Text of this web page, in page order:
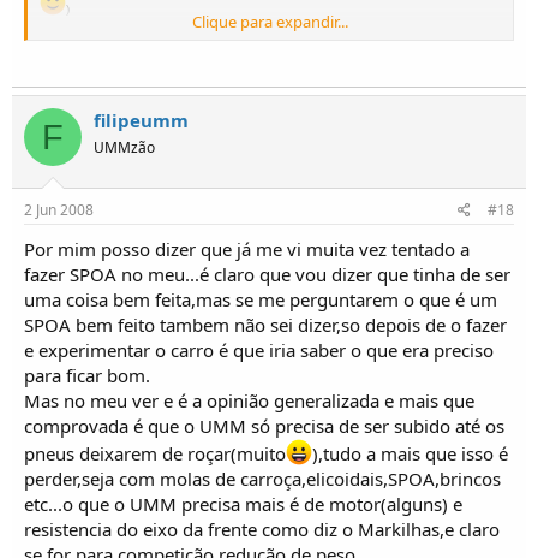
)
Clique para expandir...
F filipeumm
UMMzão
2 Jun 2008 #18
Por mim posso dizer que já me vi muita vez tentado a
fazer SPOA no meu...é claro que vou dizer que tinha de ser
uma coisa bem feita,mas se me perguntarem o que é um
SPOA bem feito tambem não sei dizer,so depois de o fazer
e experimentar o carro é que iria saber o que era preciso
para ficar bom.
Mas no meu ver e é a opinião generalizada e mais que
comprovada é que o UMM só precisa de ser subido até os
pneus deixarem de roçar(muito
),tudo a mais que isso é
perder,seja com molas de carroça,elicoidais,SPOA,brincos
etc...o que o UMM precisa mais é de motor(alguns) e
resistencia do eixo da frente como diz o Markilhas,e claro